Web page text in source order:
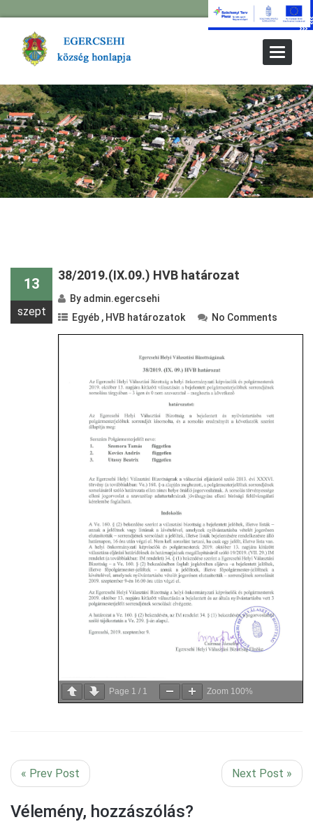
Toggle
13
szept
38/2019.(IX.09.) HVB határozat
By admin.egercsehi
Egyéb , HVB határozatok No Comments
Page 1 / 1 Zoom 100%
« Prev Post Next Post »
Vélemény, hozzászólás?